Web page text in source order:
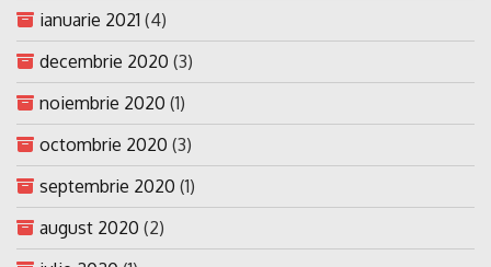
ianuarie 2021 (4)
decembrie 2020 (3)
noiembrie 2020 (1)
octombrie 2020 (3)
septembrie 2020 (1)
august 2020 (2)